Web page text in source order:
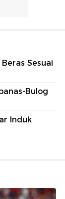
Sesuai
Bulog
Induk